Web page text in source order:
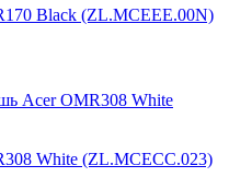
Black (ZL.MCEEE.00N)
White (ZL.MCECC.023)